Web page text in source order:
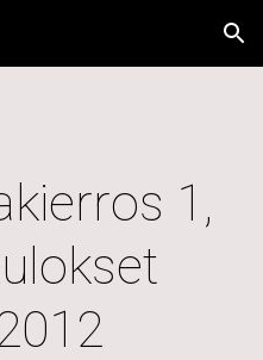
Skip to navigation
1,